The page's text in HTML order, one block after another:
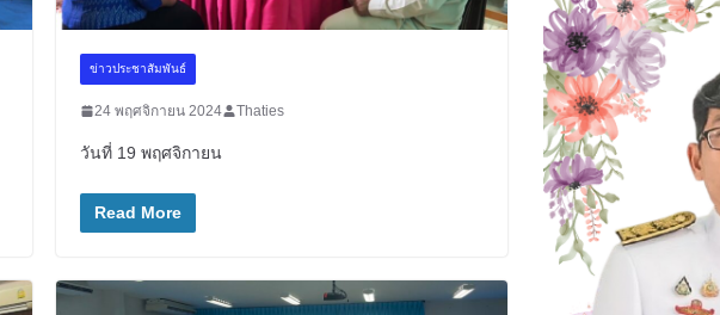
ข่าวประชาสัมพันธ์
24 พฤศจิกายน 2024 Thaties
วันที่ 19 พฤศจิกายน
Read More